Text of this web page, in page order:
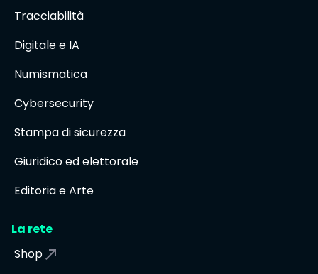
Tracciabilità
Digitale e IA
Numismatica
Cybersecurity
Stampa di sicurezza
Giuridico ed elettorale
Editoria e Arte
La rete
Shop